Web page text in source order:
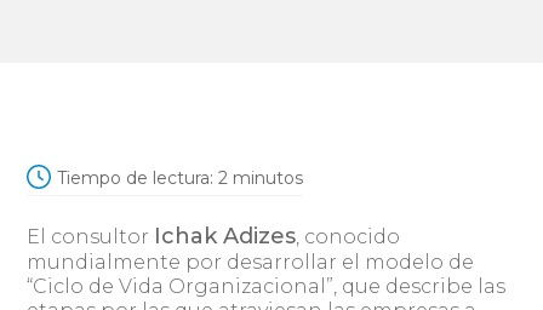
Tiempo de lectura: 2 minutos
El consultor Ichak Adizes, conocido
mundialmente por desarrollar el modelo de
“Ciclo de Vida Organizacional”, que describe las